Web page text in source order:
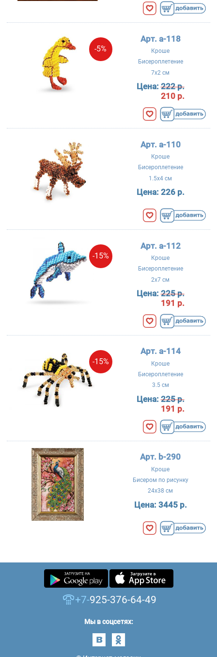
-5%
Арт. a-118
Кроше
Бисероплетение
7x2 см
Цена:222 р.
210 р.
Арт. a-110
Кроше
Бисероплетение
1.5x4 см
Цена: 226 р.
-15%
Арт. a-112
Кроше
Бисероплетение
2x7 см
Цена:225 р.
191 р.
-15%
Арт. a-114
Кроше
Бисероплетение
3.5 см
Цена:225 р.
191 р.
Арт. b-290
Кроше
Бисером по рисунку
24x38 см
Цена: 3445 р.
+7-925-376-64-49
Мы в соцсетях: